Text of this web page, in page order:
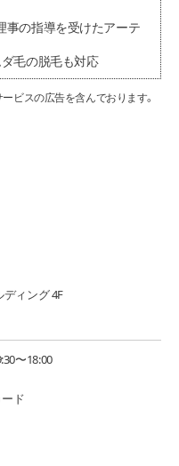
事の指導を受けたアーテ
ダ毛の脱毛も対応
ービスの広告を含んでおります。
ィング 4F
〜18:00
ド